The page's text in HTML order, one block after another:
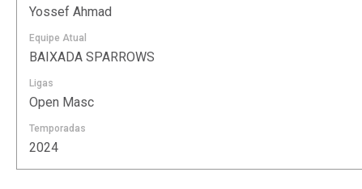
Yossef Ahmad
Equipe Atual
BAIXADA SPARROWS
Ligas
Open Masc
Temporadas
2024